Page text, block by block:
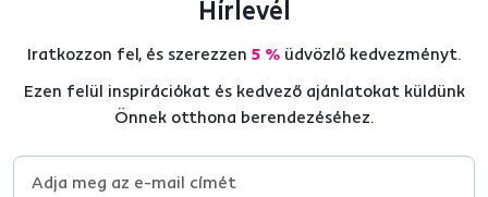
Hírlevél
Iratkozzon fel, és szerezzen 5 %üdvözlő kedvezményt.
Ezen felül inspirációkat és kedvező ajánlatokat küldünk
Önnek otthona berendezéséhez.